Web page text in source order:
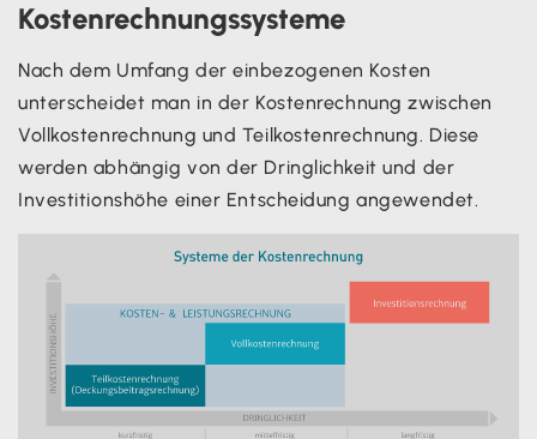
Kostenrechnungssysteme
Nach dem Umfang der einbezogenen Kosten
unterscheidet man in der Kostenrechnung zwischen
Vollkostenrechnung und Teilkostenrechnung. Diese
werden abhängig von der Dringlichkeit und der
Investitionshöhe einer Entscheidung angewendet.